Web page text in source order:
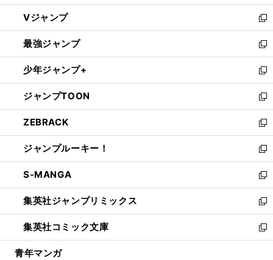
ウ
ィ
ン
ド
ウ
で
開
く
し
い
ウ
ィ
ン
ド
ウ
で
開
く
Vジャンプ
新
し
い
ウ
ィ
ン
ド
ウ
で
開
く
最強ジャンプ
新
し
い
ウ
ィ
ン
ド
ウ
で
開
く
少年ジャンプ+
新
し
い
ウ
ィ
ン
ド
ウ
で
開
く
ジャンプTOON
新
し
い
ウ
ィ
ン
ド
ウ
で
開
く
ZEBRACK
新
し
い
ウ
ィ
ン
ド
ウ
で
開
ジャンプルーキー！
新
し
い
ウ
ィ
ン
ド
ウ
S-MANGA
新
し
い
ウ
ィ
ン
集英社ジャンプリミックス
新
し
い
ウ
集英社コミック文庫
新
し
青年マンガ